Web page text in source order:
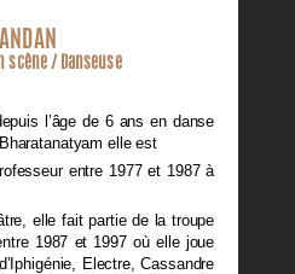
scène / Danseuse
l’âge de 6 ans en danse
elle est
entre 1977 et 1987 à
elle fait partie de la troupe
1987 et 1997 où elle joue
Electre, Cassandre